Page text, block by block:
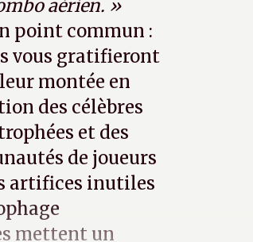
aérien. »
point commun :
vous gratifieront
montée en
des célèbres
et des
de joueurs
artifices inutiles
mettent un